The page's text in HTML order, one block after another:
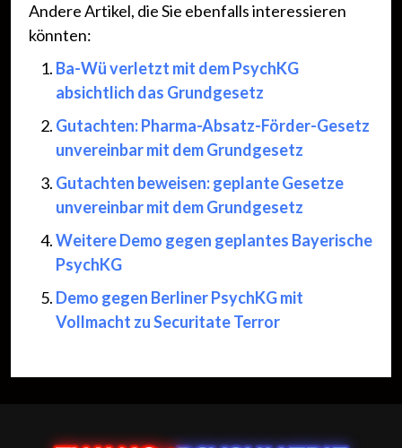
Andere Artikel, die Sie ebenfalls interessieren
könnten:
Ba-Wü verletzt mit dem PsychKG
absichtlich das Grundgesetz
Gutachten: Pharma-Absatz-Förder-Gesetz
unvereinbar mit dem Grundgesetz
Gutachten beweisen: geplante Gesetze
unvereinbar mit dem Grundgesetz
Weitere Demo gegen geplantes Bayerische
PsychKG
Demo gegen Berliner PsychKG mit
Vollmacht zu Securitate Terror